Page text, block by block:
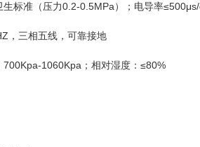
标准（压力0.2-0.5MPa）；电导率
，三相五线，可靠接地
1060Kpa；相对湿度：≤80%